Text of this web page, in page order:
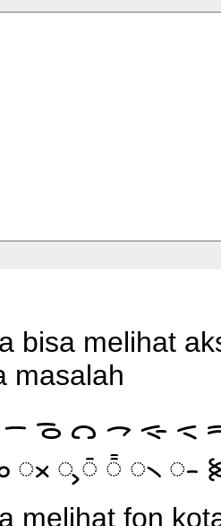
bisa melihat
masalah
ᯉ ᯋ ᯎ ᯐ ᯑ
ᯬ ᯮ ᯰ ᯱ ᯲ ᯳ ᯼
melihat fon